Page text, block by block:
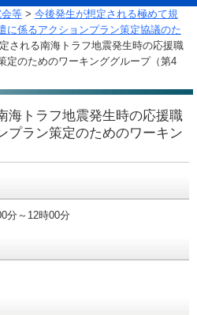
等> 今後発生が想定される極めて規
に係るアクションプラン策定協議のた
される南海トラフ地震発生時の応援職
定のためのワーキンググループ（第4
海トラフ地震発生時の応援職
プラン策定のためのワーキン
分～12時00分